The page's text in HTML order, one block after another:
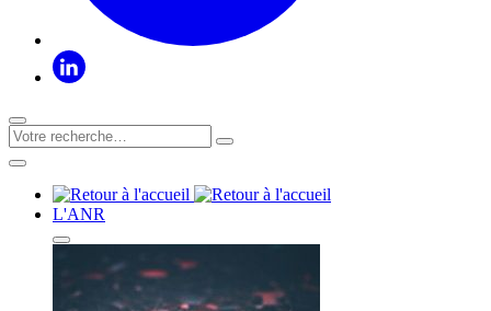
L'ANR